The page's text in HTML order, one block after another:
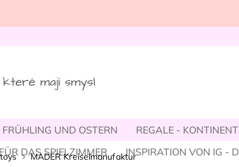
FRÜHLING UND OSTERN REGALE -
DAS SPIELZIMMER
INSPIRATION VON IG -
MADER Kreiselmanufaktur